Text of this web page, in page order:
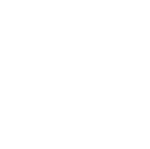
Olahraga Yang